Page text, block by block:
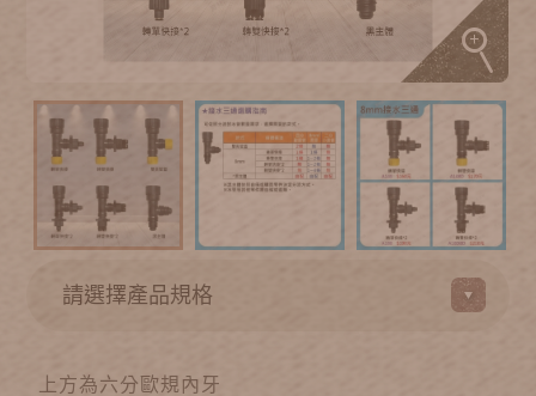
上方為六分歐規內牙